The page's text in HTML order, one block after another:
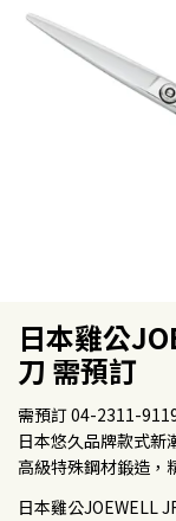
日本雞公
刀 需預訂
需預訂 04-2311-
日本悠久品牌款式新
高級特殊鋼材鍛造，
日本雞公JOEWELL